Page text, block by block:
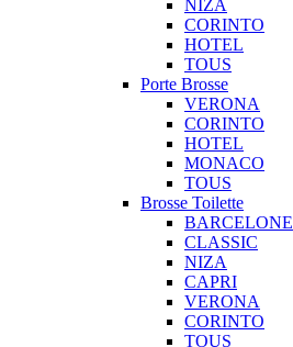
NIZA
CORINTO
HOTEL
TOUS
Porte Brosse
VERONA
CORINTO
HOTEL
MONACO
TOUS
Brosse Toilette
BARCELONE
CLASSIC
NIZA
CAPRI
VERONA
CORINTO
TOUS